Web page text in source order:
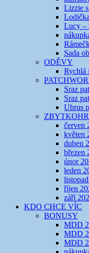
Lizzie
Lodička
Lucy –
Sada
ODĚVY
Rychlá
Sraz
Sraz
Ubrus
červen
květen
duben
březen
únor
leden
říjen
září
KDO CHCE VÍC
BONUSY
MDD
MDD
MDD